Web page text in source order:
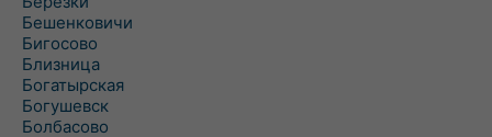
Бешенковичи
Бигосово
Близница
Богатырская
Богушевск
Болбасово